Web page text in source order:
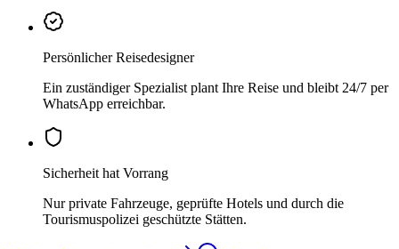
Persönlicher Reisedesigner
Ein zuständiger Spezialist plant Ihre Reise und bleibt 24/7 per
WhatsApp erreichbar.
Sicherheit hat Vorrang
Nur private Fahrzeuge, geprüfte Hotels und durch die
Tourismuspolizei geschützte Stätten.